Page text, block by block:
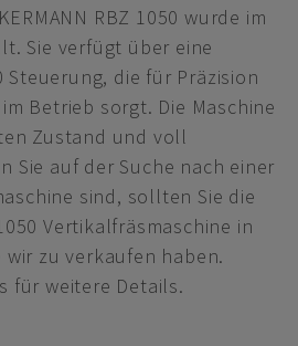
RBZ 1050 wurde im
Sie verfügt über eine
Steuerung, die für Präzision
Betrieb sorgt. Die Maschine
Zustand und voll
Sie auf der Suche nach einer
sind, sollten Sie die
Vertikalfräsmaschine in
zu verkaufen haben.
für weitere Details.